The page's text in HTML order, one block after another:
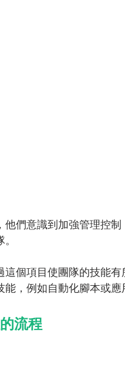
他們意識到加強管理控
這個項目使團隊的技能
，例如自動化腳本或應
流程